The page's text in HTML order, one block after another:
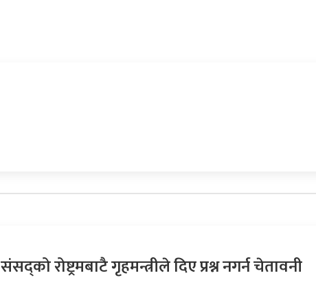
संसद्को रोष्ट्रमबाटै गृहमन्त्रीले दिए प्रश्न नगर्न चेतावनी